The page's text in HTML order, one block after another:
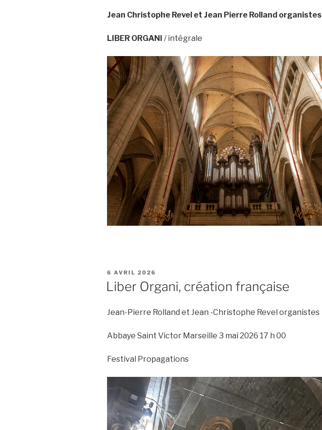
Jean Christophe Revel et Jean Pierre Rolland organistes
LIBER ORGANI / intégrale
PUBLIÉ
LE
6 AVRIL 2026
Liber Organi, création française
Jean-Pierre Rolland et Jean -Christophe Revel organistes
Abbaye Saint Victor Marseille 3 mai 2026 17 h 00
Festival Propagations